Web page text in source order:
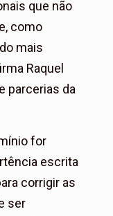
que não
como
mais
Raquel
parcerias da
for
escrita
corrigir as
ser